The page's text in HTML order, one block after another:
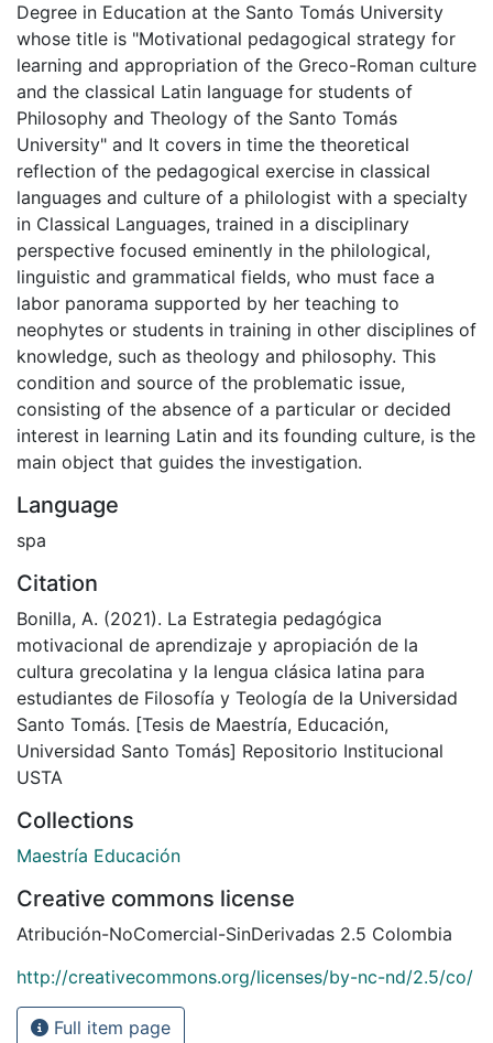
Degree in Education at the Santo Tomás University
whose title is "Motivational pedagogical strategy for
learning and appropriation of the Greco-Roman culture
and the classical Latin language for students of
Philosophy and Theology of the Santo Tomás
University" and It covers in time the theoretical
reflection of the pedagogical exercise in classical
languages ​​and culture of a philologist with a specialty
in Classical Languages, trained in a disciplinary
perspective focused eminently in the philological,
linguistic and grammatical fields, who must face a
labor panorama supported by her teaching to
neophytes or students in training in other disciplines of
knowledge, such as theology and philosophy. This
condition and source of the problematic issue,
consisting of the absence of a particular or decided
interest in learning Latin and its founding culture, is the
main object that guides the investigation.
Language
spa
Citation
Bonilla, A. (2021). La Estrategia pedagógica
motivacional de aprendizaje y apropiación de la
cultura grecolatina y la lengua clásica latina para
estudiantes de Filosofía y Teología de la Universidad
Santo Tomás. [Tesis de Maestría, Educación,
Universidad Santo Tomás] Repositorio Institucional
USTA
Collections
Maestría Educación
Creative commons license
Atribución-NoComercial-SinDerivadas 2.5 Colombia
http://creativecommons.org/licenses/by-nc-nd/2.5/co/
Full item page